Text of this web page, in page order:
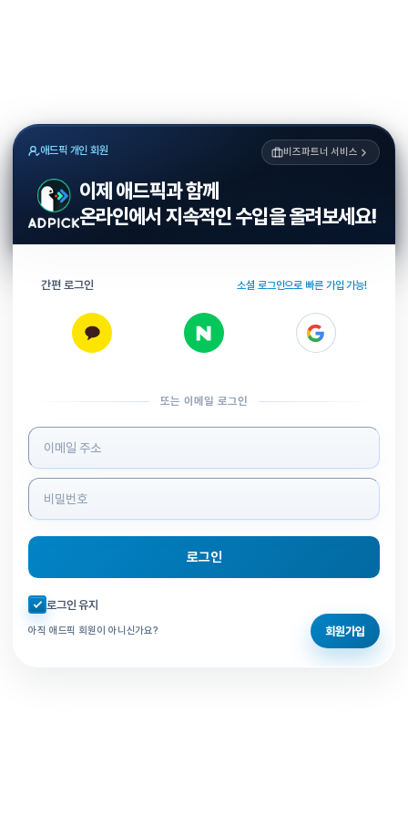
애드픽 개인 회원 비즈파트너 서비스
이제 애드픽과 함께
온라인에서 지속적인 수입을 올려보세요!
간편 로그인 소셜 로그인으로 빠른 가입 가능!
또는 이메일 로그인
로그인 정보 입력
로그인
자동로그인 체크
로그인 유지
아직 애드픽 회원이 아니신가요? 회원가입